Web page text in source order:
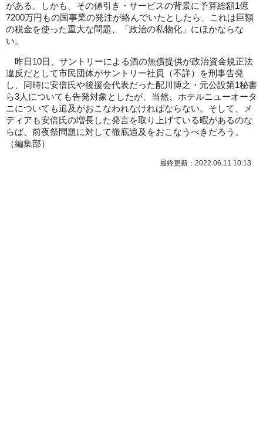
がある。しかも、その値引き・サービスの背景に予算総額1億
7200万円もの国事業の発注が絡んでいたとしたら、これは巨額
の税金を使った重大な問題、「政治の私物化」にほかならな
い。
昨日10日、サントリーによる酒の無償提供が政治資金規正法
違反だとして市民団体がサントリー社員（不詳）を刑事告発
し、同時に安倍氏や後援会代表だった配川博之・元公設第1秘書
ら3人についても告発対象としたが、当然、ホテルニューオータ
ニについても追及がおこなわれなければならない。そして、メ
ディアも安倍氏の増長した発言を取り上げている暇があるのな
らば、前夜祭問題に対して徹底追及をおこなうべきだろう。
（編集部）
最終更新：2022.06.11 10:13